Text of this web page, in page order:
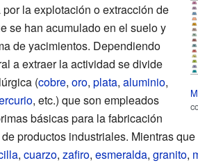
la explotación o extracción de
se han acumulado en el suelo y
de yacimientos. Dependiendo
a extraer la actividad se divide
(cobre, oro, plata, aluminio,
, etc.) que son empleados
básicas para la fabricación
productos industriales. Mientras
, cuarzo, zafiro, esmeralda, granito,